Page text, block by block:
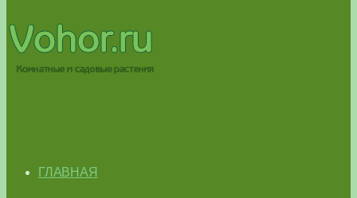
ГЛАВНАЯ